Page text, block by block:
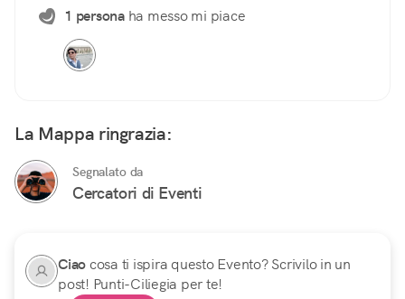
1 personaha messo mi piace
La Mappa ringrazia:
Segnalato da
Cercatori di Eventi
Ciaocosa ti ispira questo Evento? Scrivilo in un
post! Punti-Ciliegia per te!